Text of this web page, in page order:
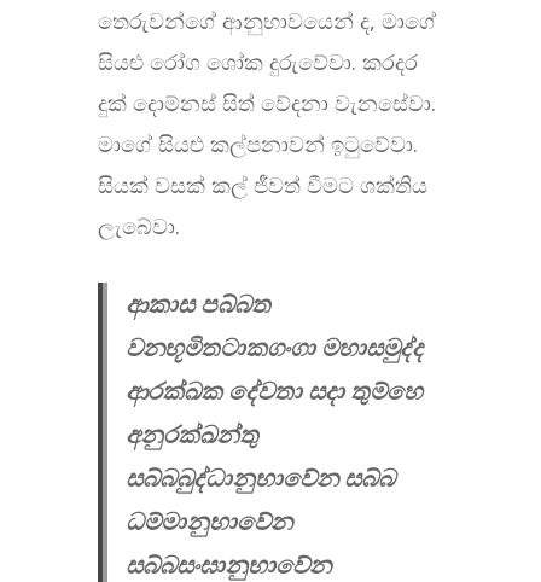
තෙරුවන්ගේ ආනුභාවයෙන් ද, මාගේ
සියළු රෝග ශෝක දුරුවේවා. කරදර
දුක් දොම්නස් සිත් වේදනා වැනසේවා.
මාගේ සියළු කල්පනාවන් ඉටුවේවා.
සියක් වසක් කල් ජීවත් වීමට ශක්තිය
ලැබේවා.
ආකාස පබ්බත
වනභූමිතටාකගංගා මහාසමුද්ද
ආරක්ඛක දේවතා සදා තුම්හෙ
අනුරක්ඛන්තු
සබ්බබුද්ධානුභාවේන සබ්බ
ධම්මානුභාවේන
සබ්බසංඝානුභාවේන